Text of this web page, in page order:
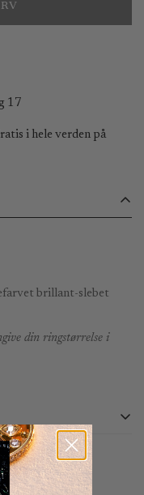
17
i hele verden på
brillant-slebet
din ringstørrelse i
behandler ordrer
​​kl. 9:00 - 14:30.
behandlet den